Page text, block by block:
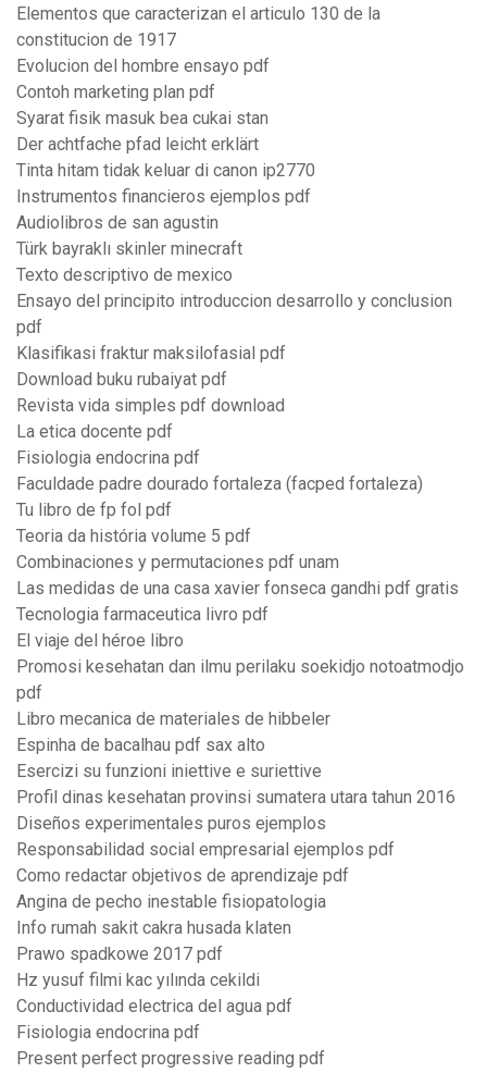
Elementos que caracterizan el articulo 130 de la
constitucion de 1917
Evolucion del hombre ensayo pdf
Contoh marketing plan pdf
Syarat fisik masuk bea cukai stan
Der achtfache pfad leicht erklärt
Tinta hitam tidak keluar di canon ip2770
Instrumentos financieros ejemplos pdf
Audiolibros de san agustin
Türk bayraklı skinler minecraft
Texto descriptivo de mexico
Ensayo del principito introduccion desarrollo y conclusion
pdf
Klasifikasi fraktur maksilofasial pdf
Download buku rubaiyat pdf
Revista vida simples pdf download
La etica docente pdf
Fisiologia endocrina pdf
Faculdade padre dourado fortaleza (facped fortaleza)
Tu libro de fp fol pdf
Teoria da história volume 5 pdf
Combinaciones y permutaciones pdf unam
Las medidas de una casa xavier fonseca gandhi pdf gratis
Tecnologia farmaceutica livro pdf
El viaje del héroe libro
Promosi kesehatan dan ilmu perilaku soekidjo notoatmodjo
pdf
Libro mecanica de materiales de hibbeler
Espinha de bacalhau pdf sax alto
Esercizi su funzioni iniettive e suriettive
Profil dinas kesehatan provinsi sumatera utara tahun 2016
Diseños experimentales puros ejemplos
Responsabilidad social empresarial ejemplos pdf
Como redactar objetivos de aprendizaje pdf
Angina de pecho inestable fisiopatologia
Info rumah sakit cakra husada klaten
Prawo spadkowe 2017 pdf
Hz yusuf filmi kac yılında cekildi
Conductividad electrica del agua pdf
Fisiologia endocrina pdf
Present perfect progressive reading pdf